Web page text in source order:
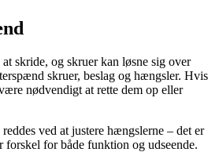
skride, og skruer kan løsne sig over
skruer, beslag og hængsler. Hvis
nødvendigt at rette dem op eller
ved at justere hængslerne – det er
forskel for både funktion og udseende.